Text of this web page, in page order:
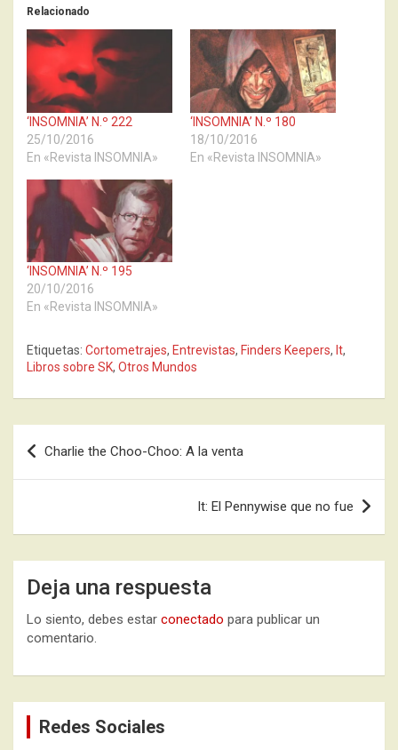
Relacionado
‘INSOMNIA’ N.º 222
25/10/2016
En «Revista INSOMNIA»
‘INSOMNIA’ N.º 180
18/10/2016
En «Revista INSOMNIA»
‘INSOMNIA’ N.º 195
20/10/2016
En «Revista INSOMNIA»
Etiquetas: Cortometrajes, Entrevistas, Finders Keepers, It,
Libros sobre SK, Otros Mundos
Navegación
de
Charlie the Choo-Choo: A la venta
It: El Pennywise que no fue
Deja una respuesta
Lo siento, debes estar conectado para publicar un
comentario.
Redes Sociales